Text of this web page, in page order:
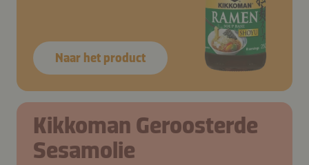
Naar het product
Kikkoman Geroosterde
Sesamolie